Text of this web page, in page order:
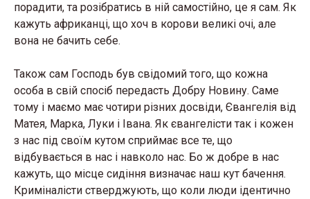
порадити, та розібратись в ній самостійно, це я сам. Як
кажуть африканці, що хоч в корови великі очі, але
вона не бачить себе.
Також сам Господь був свідомий того, що кожна
особа в свій спосіб передасть Добру Новину. Саме
тому і маємо має чотири різних досвіди, Євангелія від
Матея, Марка, Луки і Івана. Як євангелісти так і кожен
з нас під своїм кутом сприймає все те, що
відбувається в нас і навколо нас. Бо ж добре в нас
кажуть, що місце сидіння визначає наш кут бачення.
Криміналісти стверджують, що коли люди ідентично